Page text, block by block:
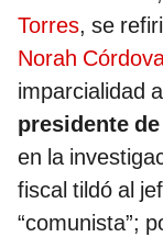
Torres, se
Norah
imparcialidad
presidente
en la
fiscal tildó al
“comunista”;